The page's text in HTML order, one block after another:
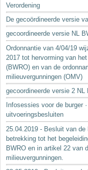
Verordening
De gecoördineerde versie
gecoordineerde versie NL
Ordonnantie van 4/04/19
2017 tot hervorming van
(BWRO) en van de
milieuvergunningen (OMV)
gecoordineerde versie 2
Infosessies voor de burger
uitvoeringsbesluiten
25.04.2019 - Besluit van
betrekking tot het
BWRO en in artikel 22 van
milieuvergunningen.